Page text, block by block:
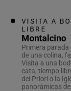
VISITA A
LIBRE
Montalcino
Primera parada
de una colina,
Visita a una
cata, tiempo
dei Priori o la
panorámicas